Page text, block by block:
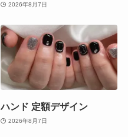
2026年8月7日
ハンド 定額デザイン
2026年8月7日